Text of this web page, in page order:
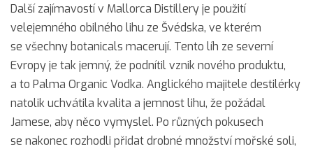
Další zajímavostí v Mallorca Distillery je použití
velejemného obilného lihu ze Švédska, ve kterém
se všechny botanicals macerují. Tento líh ze severní
Evropy je tak jemný, že podnítil vznik nového produktu,
a to Palma Organic Vodka. Anglického majitele destilérky
natolik uchvátila kvalita a jemnost lihu, že požádal
Jamese, aby něco vymyslel. Po různých pokusech
se nakonec rozhodli přidat drobné množství mořské soli,